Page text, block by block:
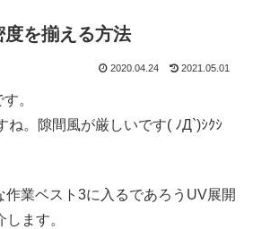
を揃える方法
2020.04.24 2021.05.01
。
ね。隙間風が厳しいです( ﾉД`)ｼｸｼ
業ベスト3に入るであろうUV展開
ます。